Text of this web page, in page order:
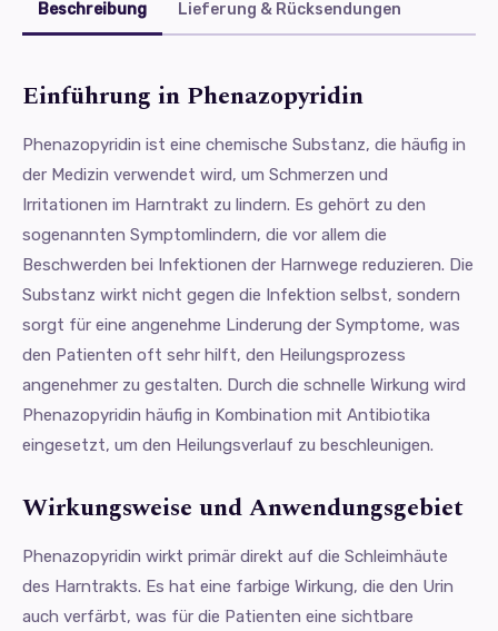
Beschreibung Lieferung & Rücksendungen
Einführung in Phenazopyridin
Phenazopyridin ist eine chemische Substanz, die häufig in
der Medizin verwendet wird, um Schmerzen und
Irritationen im Harntrakt zu lindern. Es gehört zu den
sogenannten Symptomlindern, die vor allem die
Beschwerden bei Infektionen der Harnwege reduzieren. Die
Substanz wirkt nicht gegen die Infektion selbst, sondern
sorgt für eine angenehme Linderung der Symptome, was
den Patienten oft sehr hilft, den Heilungsprozess
angenehmer zu gestalten. Durch die schnelle Wirkung wird
Phenazopyridin häufig in Kombination mit Antibiotika
eingesetzt, um den Heilungsverlauf zu beschleunigen.
Wirkungsweise und Anwendungsgebiet
Phenazopyridin wirkt primär direkt auf die Schleimhäute
des Harntrakts. Es hat eine farbige Wirkung, die den Urin
auch verfärbt, was für die Patienten eine sichtbare